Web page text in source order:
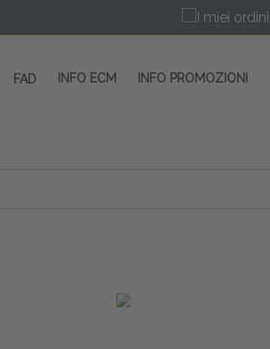
FAD INFO ECM INFO PROMOZIONI